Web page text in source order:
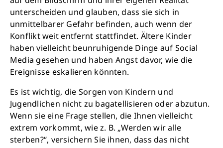
unterscheiden und glauben, dass sie sich in
unmittelbarer Gefahr befinden, auch wenn der
Konflikt weit entfernt stattfindet. Ältere Kinder
haben vielleicht beunruhigende Dinge auf Social
Media gesehen und haben Angst davor, wie die
Ereignisse eskalieren könnten.
Es ist wichtig, die Sorgen von Kindern und
Jugendlichen nicht zu bagatellisieren oder abzutun.
Wenn sie eine Frage stellen, die Ihnen vielleicht
extrem vorkommt, wie z. B. „Werden wir alle
sterben?“, versichern Sie ihnen, dass das nicht